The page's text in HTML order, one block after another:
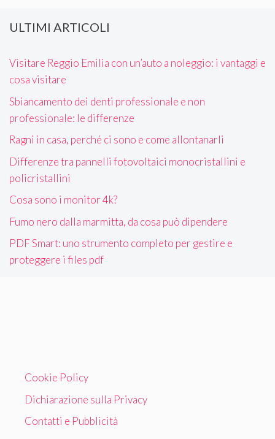
ULTIMI ARTICOLI
Visitare Reggio Emilia con un’auto a noleggio: i vantaggi e
cosa visitare
Sbiancamento dei denti professionale e non
professionale: le differenze
Ragni in casa, perché ci sono e come allontanarli
Differenze tra pannelli fotovoltaici monocristallini e
policristallini
Cosa sono i monitor 4k?
Fumo nero dalla marmitta, da cosa può dipendere
PDF Smart: uno strumento completo per gestire e
proteggere i files pdf
Cookie Policy
Dichiarazione sulla Privacy
Contatti e Pubblicità